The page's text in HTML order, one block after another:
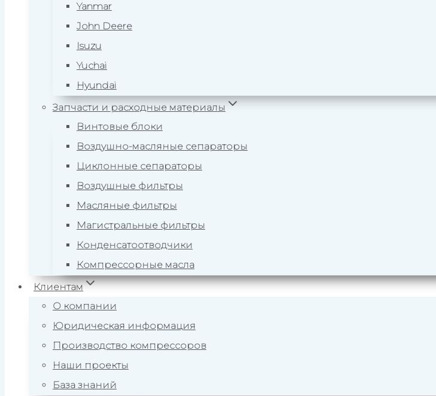
Yanmar
John Deere
Isuzu
Yuchai
Hyundai
Запчасти и расходные материалы
Винтовые блоки
Воздушно-масляные сепараторы
Циклонные сепараторы
Воздушные фильтры
Масляные фильтры
Магистральные фильтры
Конденсатоотводчики
Компрессорные масла
Клиентам
О компании
Юридическая информация
Производство компрессоров
Наши проекты
База знаний